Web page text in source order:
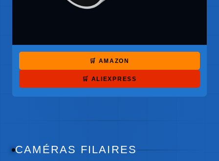
🛒 AMAZON
🛒 ALIEXPRESS
CAMÉRAS FILAIRES